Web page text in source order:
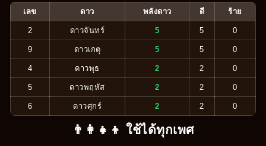
เลข ดาว พลังดาว ดี ร้าย
2 ดาวจันทร์ 5 5 0
9 ดาวเกตุ 5 5 0
4 ดาวพุธ 2 2 0
5 ดาวพฤหัส 2 2 0
6 ดาวศุกร์ 2 2 0
👨‍👩‍👧‍👦 ใช้ได้ทุกเพศ